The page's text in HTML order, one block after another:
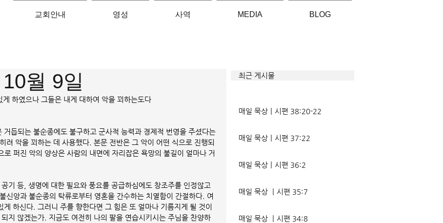
교회안내 영성 사역 MEDIA BLOG
최근 게시물
월 9일
하였으나 그들은 내게 대하여 악을 꾀하는도다
거듭되는 불순종에도 불구하고 군사적 능력과 경제적 번영을 주셨다는
려 악을 꾀하는 데 사용했다. 본문 전반은 그 악이 어떤 식으로 진행되
퍼진 악의 양상은 사람의 내면에 자리잡은 욕망의 불길이 얼마나 거
기 등, 생명에 대한 필요와 풍요를 공급하심에도 창조주를 인정않고
신앙과 불순종의 탁류로부터 영혼을 간수하는 치열함이 간절하다. 여
하신다. 그러니 주를 향한다면 그 힘은 또 얼마나 기름지게 될 것이
지 않겠는가. 지금도 여전히 나의 팔을 연습시키시는 주님을 찬양하
매일 묵상ㅣ시편 38:20-22
매일 묵상ㅣ시편 37:22
매일 묵상ㅣ시편 36:2
매일 묵상 ㅣ시편 35:7
매일 묵상 ㅣ시편 34:8